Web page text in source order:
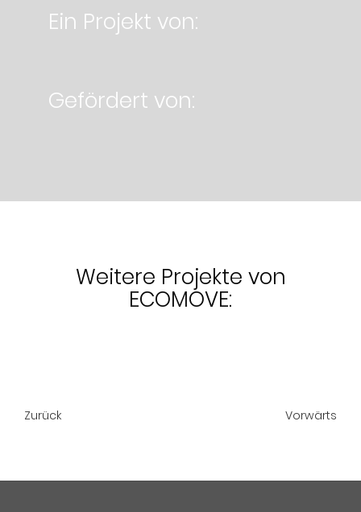
Ein Projekt von:
Gefördert von:
Weitere Projekte von
ECOMOVE:
Zurück Vorwärts